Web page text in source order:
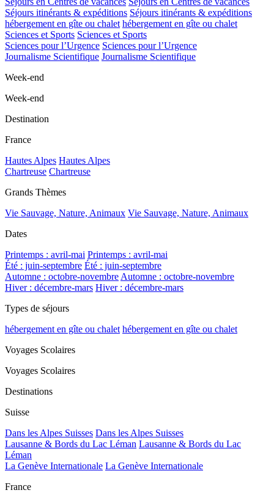
Séjours itinérants & expéditions Séjours itinérants & expéditions
hébergement en gîte ou chalet hébergement en gîte ou chalet
Sciences et Sports Sciences et Sports
Sciences pour l’Urgence Sciences pour l’Urgence
Journalisme Scientifique Journalisme Scientifique
Week-end
Week-end
Destination
France
Hautes Alpes Hautes Alpes
Chartreuse Chartreuse
Grands Thèmes
Vie Sauvage, Nature, Animaux Vie Sauvage, Nature, Animaux
Dates
Printemps : avril-mai Printemps : avril-mai
Été : juin-septembre Été : juin-septembre
Automne : octobre-novembre Automne : octobre-novembre
Hiver : décembre-mars Hiver : décembre-mars
Types de séjours
hébergement en gîte ou chalet hébergement en gîte ou chalet
Voyages Scolaires
Voyages Scolaires
Destinations
Suisse
Dans les Alpes Suisses Dans les Alpes Suisses
Lausanne & Bords du Lac Léman Lausanne & Bords du Lac
Léman
La Genève Internationale La Genève Internationale
France